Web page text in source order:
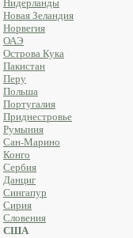
Новая Зеландия
Норвегия
ОАЭ
Острова Кука
Пакистан
Перу
Польша
Португалия
Приднестровье
Румыния
Сан-Марино
Конго
Сербия
Данциг
Сингапур
Сирия
Словения
США